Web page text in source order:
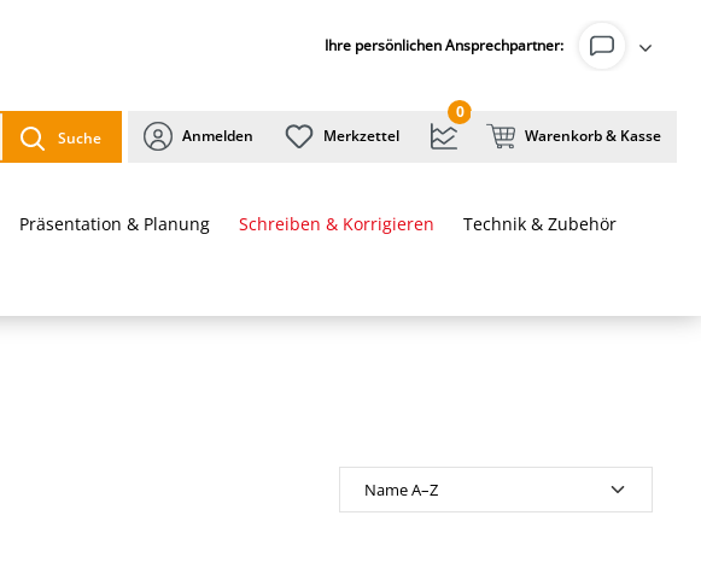
Ihre persönlichen Ansprechpartner:
Suche Anmelden Merkzettel
0
Warenkorb & Kasse
Präsentation & Planung Schreiben & Korrigieren Technik & Zubehör